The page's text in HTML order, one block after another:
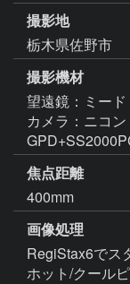
撮影地
栃木県佐野市
撮影機材
望遠鏡：ミード
カメラ：ニコン
焦点距離
400mm
画像処理
RegiStax6でス
ホット/クール